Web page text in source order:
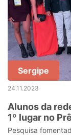
Sergipe
24.11.2023
Alunos da
1º lugar no
seminário
Pesquisa